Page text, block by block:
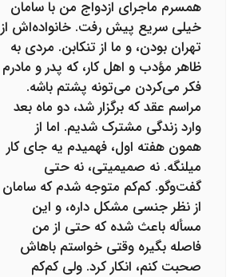
همسرم ماجرای ازدواج من با سامان
خیلی سریع پیش رفت. خانواده‌اش از
تهران بودن، و ما از تنکابن. مردی به
ظاهر مؤدب و اهل کار، که پدر و مادرم
فکر می‌کردن می‌تونه پشتم باشه.
مراسم عقد که برگزار شد، دو ماه بعد
وارد زندگی مشترک شدیم. اما از
همون هفته اول، فهمیدم یه جای کار
میلنگه. نه صمیمیتی، نه حتی
گفت‌وگو. کم‌کم متوجه شدم که سامان
از نظر جنسی مشکل داره، و این
مسأله باعث شده که حتی از من
فاصله بگیره وقتی خواستم باهاش
صحبت کنم، انکار کرد. ولی کم‌کم